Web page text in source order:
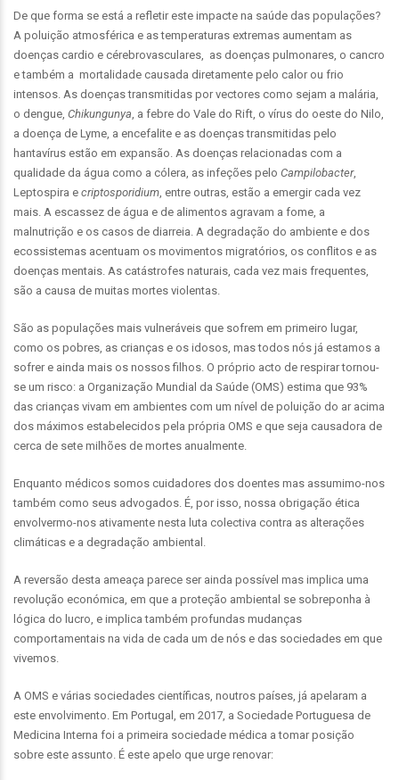
De que forma se está a refletir este impacte na saúde das populações?
A poluição atmosférica e as temperaturas extremas aumentam as
doenças cardio e cérebrovasculares, as doenças pulmonares, o cancro
e também a mortalidade causada diretamente pelo calor ou frio
intensos. As doenças transmitidas por vectores como sejam a malária,
o dengue, Chikungunya, a febre do Vale do Rift, o vírus do oeste do Nilo,
a doença de Lyme, a encefalite e as doenças transmitidas pelo
hantavírus estão em expansão. As doenças relacionadas com a
qualidade da água como a cólera, as infeções pelo Campilobacter,
Leptospira e criptosporidium, entre outras, estão a emergir cada vez
mais. A escassez de água e de alimentos agravam a fome, a
malnutrição e os casos de diarreia. A degradação do ambiente e dos
ecossistemas acentuam os movimentos migratórios, os conflitos e as
doenças mentais. As catástrofes naturais, cada vez mais frequentes,
são a causa de muitas mortes violentas.
São as populações mais vulneráveis que sofrem em primeiro lugar,
como os pobres, as crianças e os idosos, mas todos nós já estamos a
sofrer e ainda mais os nossos filhos. O próprio acto de respirar tornou-
se um risco: a Organização Mundial da Saúde (OMS) estima que 93%
das crianças vivam em ambientes com um nível de poluição do ar acima
dos máximos estabelecidos pela própria OMS e que seja causadora de
cerca de sete milhões de mortes anualmente.
Enquanto médicos somos cuidadores dos doentes mas assumimo-nos
também como seus advogados. É, por isso, nossa obrigação ética
envolvermo-nos ativamente nesta luta colectiva contra as alterações
climáticas e a degradação ambiental.
A reversão desta ameaça parece ser ainda possível mas implica uma
revolução económica, em que a proteção ambiental se sobreponha à
lógica do lucro, e implica também profundas mudanças
comportamentais na vida de cada um de nós e das sociedades em que
vivemos.
A OMS e várias sociedades científicas, noutros países, já apelaram a
este envolvimento. Em Portugal, em 2017, a Sociedade Portuguesa de
Medicina Interna foi a primeira sociedade médica a tomar posição
sobre este assunto. É este apelo que urge renovar: